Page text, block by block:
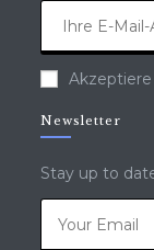
Newsletter
Stay up to